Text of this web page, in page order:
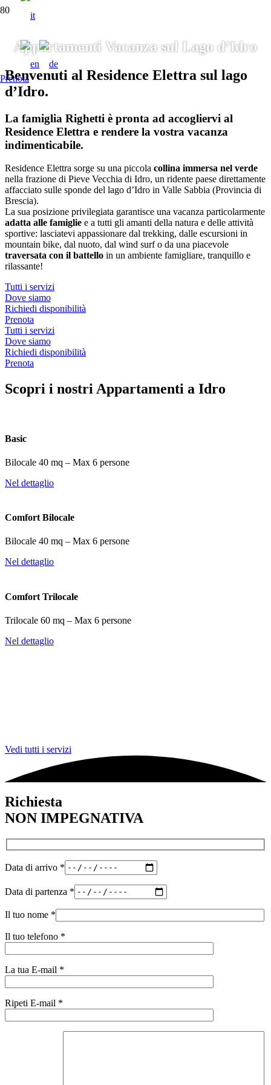
Prenota
Appartamenti Vacanza sul Lago d’Idro
Benvenuti al Residence Elettra sul lago
d’Idro.
La famiglia Righetti è pronta ad accogliervi al
Residence Elettra e rendere la vostra vacanza
indimenticabile.
Residence Elettra sorge su una piccola collina immersa nel verde
nella frazione di Pieve Vecchia di Idro, un ridente paese direttamente
affacciato sulle sponde del lago d’Idro in Valle Sabbia (Provincia di
Brescia).
La sua posizione privilegiata garantisce una vacanza particolarmente
adatta alle famiglie e a tutti gli amanti della natura e delle attività
sportive: lasciatevi appassionare dal trekking, dalle escursioni in
mountain bike, dal nuoto, dal wind surf o da una piacevole
traversata con il battello in un ambiente famigliare, tranquillo e
rilassante!
Tutti i servizi
Dove siamo
Richiedi disponibilità
Prenota
Tutti i servizi
Dove siamo
Richiedi disponibilità
Prenota
Scopri i nostriAppartamenti a Idro
Basic
Bilocale 40 mq – Max 6 persone
Nel dettaglio
Comfort Bilocale
Bilocale 40 mq – Max 6 persone
Nel dettaglio
Comfort Trilocale
Trilocale 60 mq – Max 6 persone
Nel dettaglio
Vedi tutti i servizi
Richiesta
NON IMPEGNATIVA
Data di arrivo *
Data di partenza *
Il tuo nome *
Il tuo telefono *
La tua E-mail *
Ripeti E-mail *